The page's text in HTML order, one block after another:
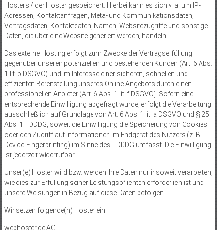
Hosters / der Hoster gespeichert. Hierbei kann es sich v. a. um IP-
Adressen, Kontaktanfragen, Meta- und Kommunikationsdaten,
Vertragsdaten, Kontaktdaten, Namen, Websitezugriffe und sonstige
Daten, die über eine Website generiert werden, handeln.
Das externe Hosting erfolgt zum Zwecke der Vertragserfüllung
gegenüber unseren potenziellen und bestehenden Kunden (Art. 6 Abs.
1 lit. b DSGVO) und im Interesse einer sicheren, schnellen und
effizienten Bereitstellung unseres Online-Angebots durch einen
professionellen Anbieter (Art. 6 Abs. 1 lit. f DSGVO). Sofern eine
entsprechende Einwilligung abgefragt wurde, erfolgt die Verarbeitung
ausschließlich auf Grundlage von Art. 6 Abs. 1 lit. a DSGVO und § 25
Abs. 1 TDDDG, soweit die Einwilligung die Speicherung von Cookies
oder den Zugriff auf Informationen im Endgerät des Nutzers (z. B.
Device-Fingerprinting) im Sinne des TDDDG umfasst. Die Einwilligung
ist jederzeit widerrufbar.
Unser(e) Hoster wird bzw. werden Ihre Daten nur insoweit verarbeiten,
wie dies zur Erfüllung seiner Leistungspflichten erforderlich ist und
unsere Weisungen in Bezug auf diese Daten befolgen.
Wir setzen folgende(n) Hoster ein:
webhoster.de AG